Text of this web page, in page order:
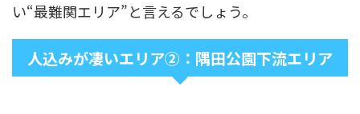
い“最難関エリア”と言えるでしょう。
人込みが凄いエリア②：隅田公園下流エリア